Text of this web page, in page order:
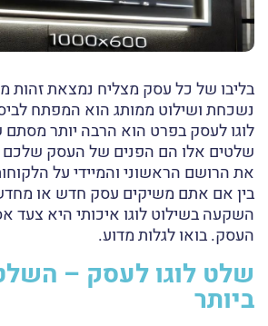
בליבו של כל עסק מצליח נמצאת זהות
נשכחת ושילוט ממותג הוא המפתח
לוגו לעסק בפרט הוא הרבה יותר
שלטים אלו הם הפנים של העסק שלכם
את הרושם הראשוני והמיידי על
בין אם אתם משיקים עסק חדש או
השקעה בשילוט לוגו איכותי היא צעד
העסק. בואו לגלות מדוע.
שלט לוגו לעסק –
ביותר